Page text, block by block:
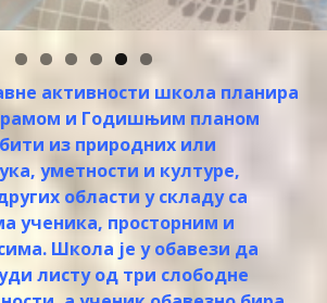
активности школа планира
и Годишњим планом
из природних или
уметности и културе,
области у складу са
ученика, просторним и
Школа је у обавези да
листу од три слободне